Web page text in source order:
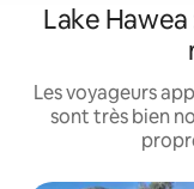
Lake
Les voyageurs
sont très bien